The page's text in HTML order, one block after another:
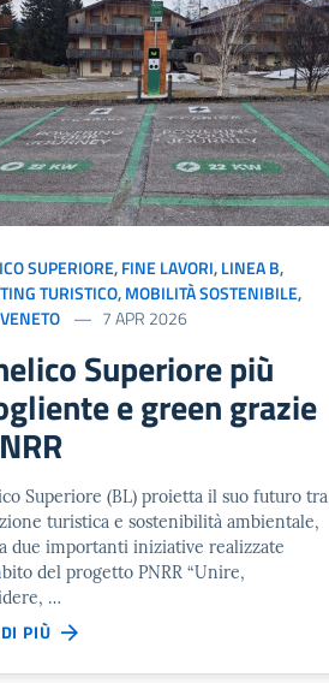
SUPERIORE,FINE LAVORI,LINEA B,
TURISTICO,MOBILITÀ SOSTENIBILE,
VENETO 7 APR 2026
Superiore più
e green grazie
Superiore (BL) proietta il suo futuro tra
turistica e sostenibilità ambientale,
due importanti iniziative realizzate
del progetto PNRR “Unire,
…
PIÙ